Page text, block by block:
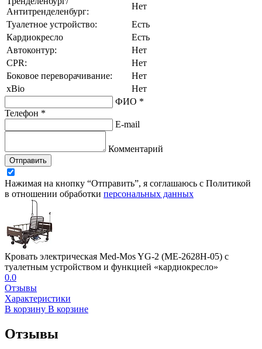
Антитренделенбург:
Нет
Туалетное устройство:
Есть
Кардиокресло
Есть
Автоконтур:
Нет
CPR:
Нет
Боковое переворачивание:
Нет
xBio
Нет
ФИО *
Телефон *
E-mail
Комментарий
Отправить
Нажимая на кнопку “Отправить”, я соглашаюсь с Политикой
в отношении обработки персональных данных
Кровать электрическая Med-Mos YG-2 (МЕ-2628Н-05) с
туалетным устройством и функцией «кардиокресло»
0.0
Отзывы
Характеристики
В корзину В корзине
Отзывы